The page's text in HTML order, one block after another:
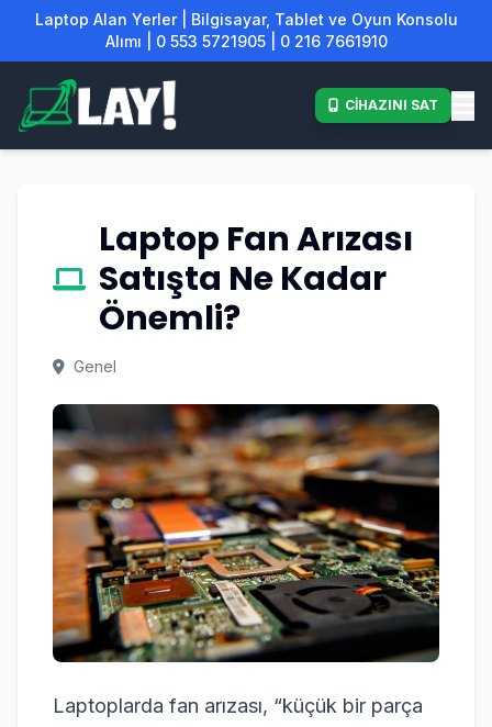
Laptop Alan Yerler | Bilgisayar, Tablet ve Oyun Konsolu
Alımı | 0 553 5721905 | 0 216 7661910
CİHAZINI SAT
Laptop Fan Arızası
Satışta Ne Kadar
Önemli?
Genel
Laptoplarda fan arızası, “küçük bir parça